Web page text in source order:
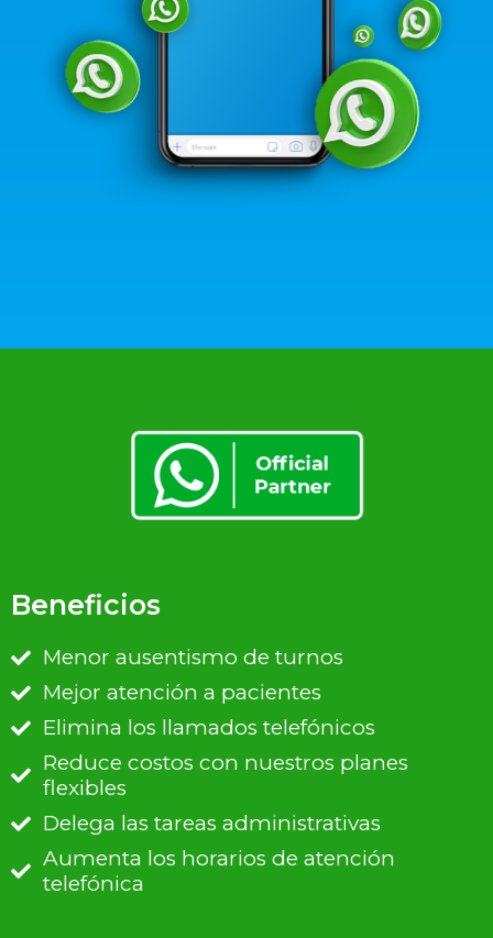
Beneficios
Menor ausentismo de turnos
Mejor atención a pacientes
Elimina los llamados telefónicos
Reduce costos con nuestros planes
flexibles
Delega las tareas administrativas
Aumenta los horarios de atención
telefónica